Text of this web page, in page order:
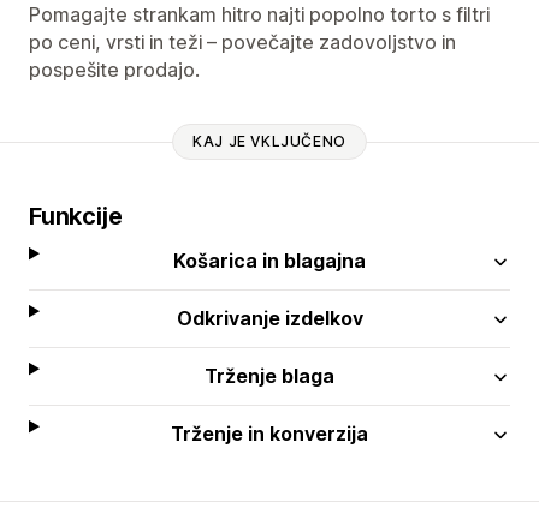
Pomagajte strankam hitro najti popolno torto s filtri
po ceni, vrsti in teži – povečajte zadovoljstvo in
pospešite prodajo.
KAJ JE VKLJUČENO
Funkcije
Košarica in blagajna
Odkrivanje izdelkov
Trženje blaga
Trženje in konverzija